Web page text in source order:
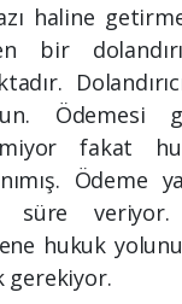
haline
bir
Ödemesi
fakat
Ödeme
süre veriyor.
hukuk
gerekiyor.